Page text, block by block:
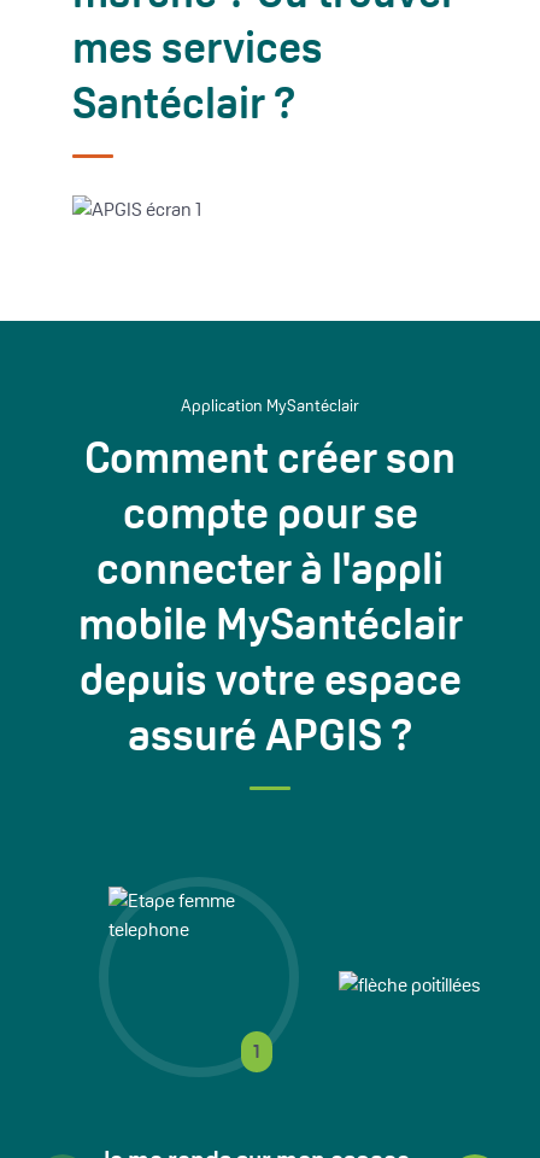
mes services
Santéclair ?
Application MySantéclair
Comment créer son
compte pour se
connecter à l'appli
mobile MySantéclair
depuis votre espace
assuré APGIS ?
1